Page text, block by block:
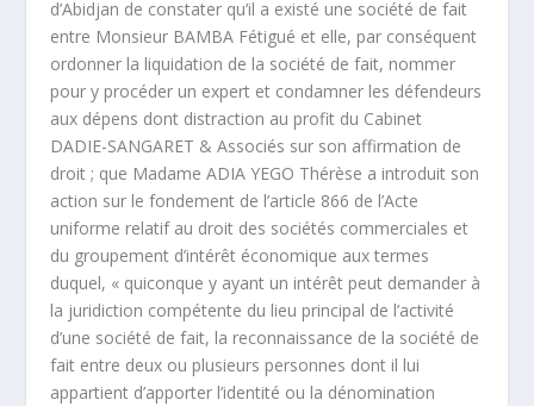
d’Abidjan de constater qu’il a existé une société de fait
entre Monsieur BAMBA Fétigué et elle, par conséquent
ordonner la liquidation de la société de fait, nommer
pour y procéder un expert et condamner les défendeurs
aux dépens dont distraction au profit du Cabinet
DADIE-SANGARET & Associés sur son affirmation de
droit ; que Madame ADIA YEGO Thérèse a introduit son
action sur le fondement de l’article 866 de l’Acte
uniforme relatif au droit des sociétés commerciales et
du groupement d’intérêt économique aux termes
duquel, « quiconque y ayant un intérêt peut demander à
la juridiction compétente du lieu principal de l’activité
d’une société de fait, la reconnaissance de la société de
fait entre deux ou plusieurs personnes dont il lui
appartient d’apporter l’identité ou la dénomination